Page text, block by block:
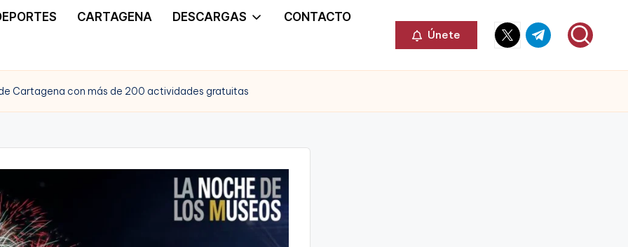
CARTAGENA DESCARGAS CONTACTO
Únete
Elemento
del
Elemento
del
Cartagena con más de 200 actividades gratuitas